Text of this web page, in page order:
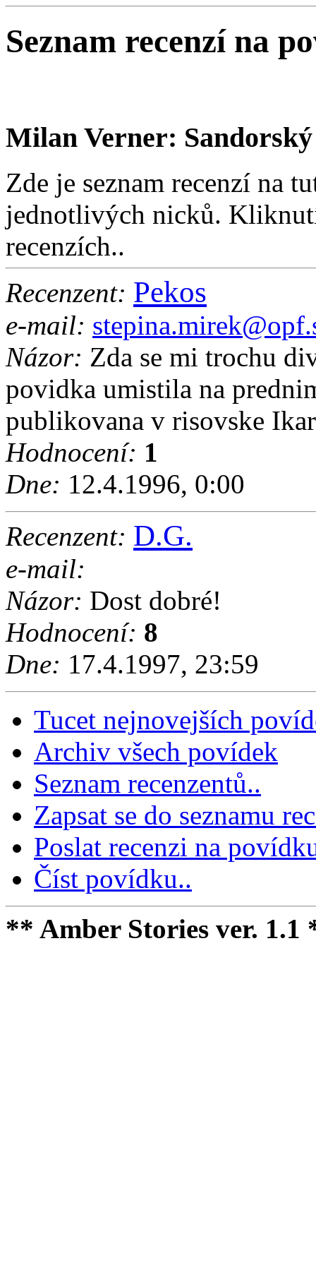
Seznam recenzí na
Milan Verner:
Zde je seznam recenzí na
jednotlivých nicků.
recenzích..
Recenzent: Pekos
e-mail:
Názor: Zda se mi trochu
povidka umistila na
publikovana v risovske
Hodnocení: 1
Dne: 12.4.1996, 0:00
Recenzent: D.G.
e-mail:
Názor: Dost dobré!
Hodnocení: 8
Dne: 17.4.1997, 23:59
Tucet nejnovejších
Archiv všech povídek
Seznam recenzentů..
Zapsat se do seznamu
Poslat recenzi na
Číst povídku..
** Amber Stories ver. 1.1